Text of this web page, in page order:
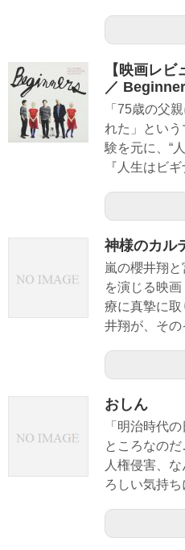
【映画レ
／
「75歳の父
れた」とい
験を元に、“
『人生はビ
神様のカル
嵐の櫻井翔
を演じる映
療に真摯に
井翔が、その
おしん
「明治時代
ところなの
人権侵害、
ろしい気持